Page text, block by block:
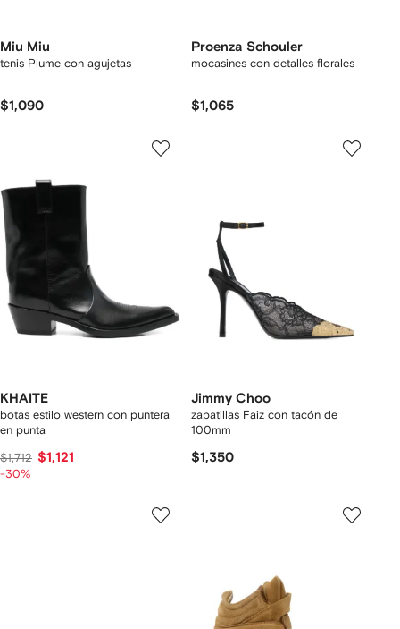
Miu Miu
tenis Plume con agujetas
$1,090
Proenza Schouler
mocasines con detalles florales
$1,065
KHAITE
botas estilo western con puntera
en punta
$1,712 $1,121
-30%
Jimmy Choo
zapatillas Faiz con tacón de
100mm
$1,350